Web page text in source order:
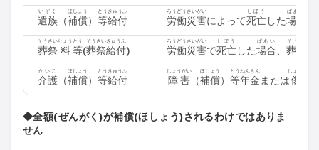
遺族
いぞく
（補償
ほしょう
） 等
とう
給付
きゅうふ
労働災害
ろうどうさいがい
によって死亡
しぼう
した場合
ばあい
葬祭
そうさい
料
りょう
等
とう
(葬祭
そうさい
給付
きゅうふ
) 労働災害
ろうどうさいがい
で死亡
しぼう
した場合
ばあい
葬儀
そうぎ
介護
かいご
（補償
ほしょう
） 等
とう
給付
きゅうふ
障害
しょうがい
（補償
ほしょう
） 等
とう
年金
ねんきん
または傷病
しょうびょう
◆全額(ぜんがく)が補償(ほしょう)されるわけではありま
せん